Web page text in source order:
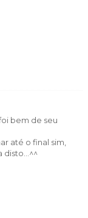
bem de seu
até o final sim,
disto...^^